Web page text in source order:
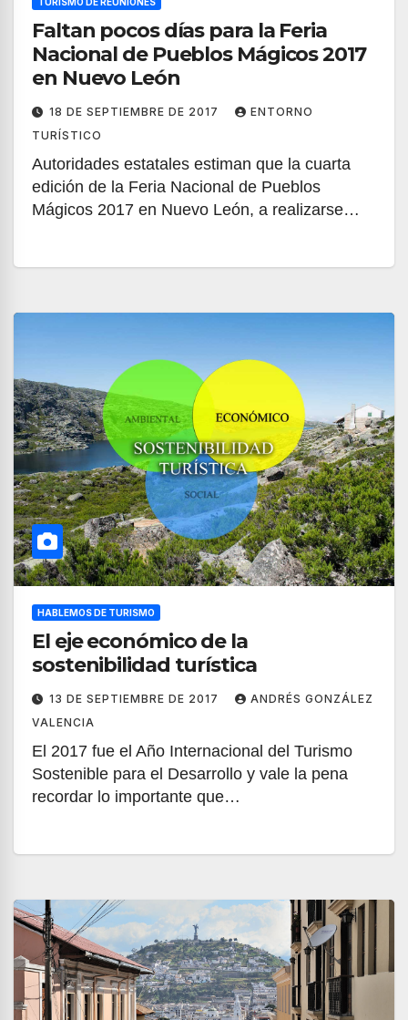
Faltan pocos días para la Feria
Nacional de Pueblos Mágicos 2017
en Nuevo León
18 DE SEPTIEMBRE DE 2017
ENTORNO
TURÍSTICO
Autoridades estatales estiman que la cuarta
edición de la Feria Nacional de Pueblos
Mágicos 2017 en Nuevo León, a realizarse…
HABLEMOS DE TURISMO
El eje económico de la
sostenibilidad turística
13 DE SEPTIEMBRE DE 2017
ANDRÉS GONZÁLEZ
VALENCIA
El 2017 fue el Año Internacional del Turismo
Sostenible para el Desarrollo y vale la pena
recordar lo importante que…